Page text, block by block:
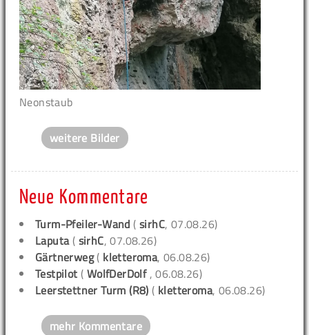
Neonstaub
weitere Bilder
Neue Kommentare
Turm-Pfeiler-Wand (sirhC, 07.08.26)
Laputa( sirhC, 07.08.26)
Gärtnerweg( kletteroma, 06.08.26)
Testpilot ( WolfDerDolf , 06.08.26)
Leerstettner Turm (R8) ( kletteroma, 06.08.26)
mehr Kommentare